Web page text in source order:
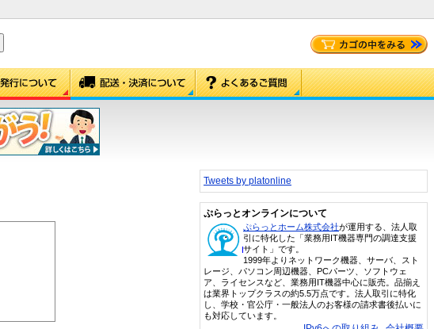
Tweets by platonline
ぷらっとオンラインについて
ぷらっとホーム株式会社が運用する、法人取
引に特化した「業務用IT機器専門の調達支援
サイト」です。
1999年よりネットワーク機器、サーバ、スト
レージ、パソコン周辺機器、PCパーツ、ソフトウェ
ア、ライセンスなど、業務用IT機器中心に販売。品揃え
は業界トップクラスの約5.5万点です。法人取引に特化
し、学校・官公庁・一般法人のお客様の請求書後払いに
も対応しています。